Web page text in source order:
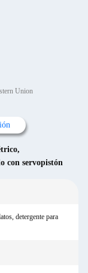
Union
,
con servopistón
detergente para